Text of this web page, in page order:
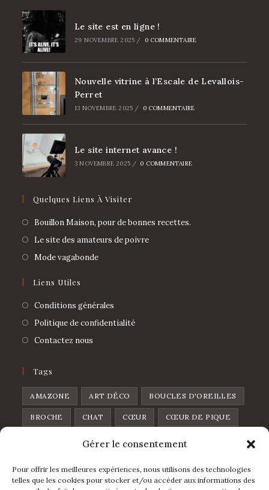
Gérer le consentement
Pour offrir les meilleures expériences, nous utilisons des technologies
telles que les cookies pour stocker et/ou accéder aux informations des
Le site est en ligne !
29 NOVEMBRE 2025 / 0 COMMENTAIRE
Nouvelle vitrine à l’Escale de Levallois-
Perret
13 NOVEMBRE 2025 / 0 COMMENTAIRE
Le site internet avance !
3 NOVEMBRE 2025 / 0 COMMENTAIRE
Quelques Liens À Visiter
Bouillon Maison, pour de bonnes recettes.
Le site des amateurs de poivre
Mode vagabonde
Liens Utiles
Conditions générales
Politique de confidentialité
Contactez nous
Tags
AMAZONE ART DÉCO BOUCLES D'OREILLES
BROCHE CHAT CŒUR CŒUR DE PIQUE
L'IBIZA LA FOLIA LUNE LÈVRES